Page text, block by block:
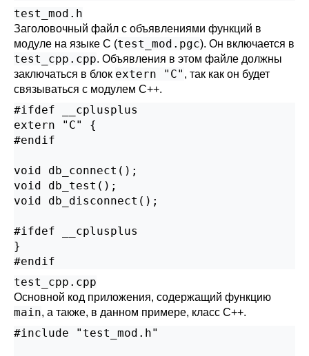
test_mod.h
Заголовочный файл с объявлениями функций в
модуле на языке C (test_mod.pgc). Он включается в
test_cpp.cpp. Объявления в этом файле должны
заключаться в блок extern "C" , так как он будет
связываться с модулем C++.
#ifdef __cplusplus
extern "C" {
#endif
void db_connect();
void db_test();
void db_disconnect();
#ifdef __cplusplus
}
#endif
test_cpp.cpp
Основной код приложения, содержащий функцию
main, а также, в данном примере, класс C++.
#include "test_mod.h"